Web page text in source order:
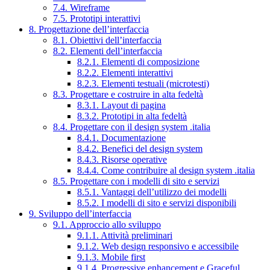
7.4. Wireframe
7.5. Prototipi interattivi
8. Progettazione dell’interfaccia
8.1. Obiettivi dell’interfaccia
8.2. Elementi dell’interfaccia
8.2.1. Elementi di composizione
8.2.2. Elementi interattivi
8.2.3. Elementi testuali (microtesti)
8.3. Progettare e costruire in alta fedeltà
8.3.1. Layout di pagina
8.3.2. Prototipi in alta fedeltà
8.4. Progettare con il design system .italia
8.4.1. Documentazione
8.4.2. Benefici del design system
8.4.3. Risorse operative
8.4.4. Come contribuire al design system .italia
8.5. Progettare con i modelli di sito e servizi
8.5.1. Vantaggi dell’utilizzo dei modelli
8.5.2. I modelli di sito e servizi disponibili
9. Sviluppo dell’interfaccia
9.1. Approccio allo sviluppo
9.1.1. Attività preliminari
9.1.2. Web design responsivo e accessibile
9.1.3. Mobile first
9.1.4. Progressive enhancement e Graceful